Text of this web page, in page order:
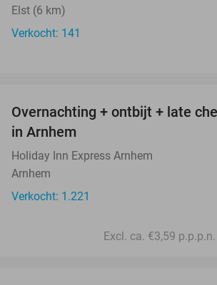
Elst (6 km)
Verkocht: 141
Overnachting + ontbijt + late
in Arnhem
Holiday Inn Express Arnhem
Arnhem
Verkocht: 1.221
Excl. ca. €3,59